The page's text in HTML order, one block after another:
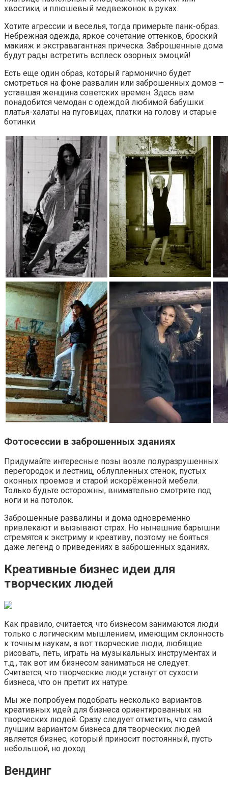
хвостики, и плюшевый медвежонок в руках.
Хотите агрессии и веселья, тогда примерьте панк-образ.
Небрежная одежда, яркое сочетание оттенков, броский
макияж и экстравагантная прическа. Заброшенные дома
будут рады встретить всплеск озорных эмоций!
Есть еще один образ, который гармонично будет
смотреться на фоне развалин или заброшенных домов –
уставшая женщина советских времен. Здесь вам
понадобится чемодан с одеждой любимой бабушки:
платья-халаты на пуговицах, платки на голову и старые
ботинки.
Фотосессии в заброшенных зданиях
Придумайте интересные позы возле полуразрушенных
перегородок и лестниц, облупленных стенок, пустых
оконных проемов и старой искорёженной мебели.
Только будьте осторожны, внимательно смотрите под
ноги и на потолок.
Заброшенные развалины и дома одновременно
привлекают и вызывают страх. Но нынешние барышни
стремятся к экстриму и креативу, поэтому не бояться
даже легенд о приведениях в заброшенных зданиях.
Креативные бизнес идеи для
творческих людей
Как правило, считается, что бизнесом занимаются люди
только с логическим мышлением, имеющим склонность
к точным наукам, а вот творческие люди, любящие
рисовать, петь, играть на музыкальных инструментах и
т.д., так вот им бизнесом заниматься не следует.
Считается, что творческие люди устанут от сухости
бизнеса, что он претит их натуре.
Мы же попробуем подобрать несколько вариантов
креативных идей для бизнеса ориентированных на
творческих людей. Сразу следует отметить, что самой
лучшим вариантом бизнеса для творческих людей
является бизнес, который приносит постоянный, пусть
небольшой, но доход.
Вендинг